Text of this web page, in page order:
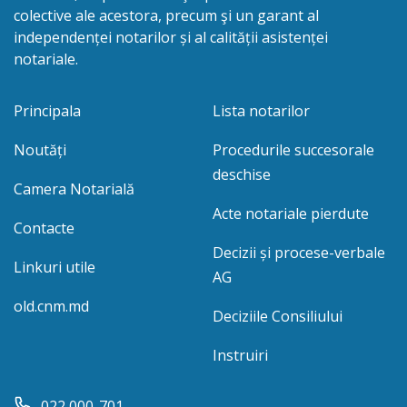
colective ale acestora, precum şi un garant al
independenței notarilor și al calității asistenței
notariale.
Principala
Noutăți
Camera Notarială
Contacte
Linkuri utile
old.cnm.md
Lista notarilor
Procedurile succesorale
deschise
Acte notariale pierdute
Decizii și procese-verbale
AG
Deciziile Consiliului
Instruiri